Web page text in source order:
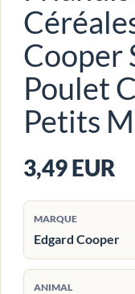
Cooper
Poulet
Petits
3,49 EUR
MARQUE
Edgard Cooper
ANIMAL